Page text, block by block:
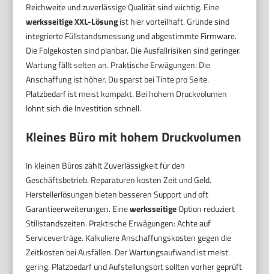
Reichweite und zuverlässige Qualität sind wichtig. Eine
werksseitige XXL-Lösungist hier vorteilhaft. Gründe sind
integrierte Füllstandsmessung und abgestimmte Firmware.
Die Folgekosten sind planbar. Die Ausfallrisiken sind geringer.
Wartung fällt selten an. Praktische Erwägungen: Die
Anschaffung ist höher. Du sparst bei Tinte pro Seite.
Platzbedarf ist meist kompakt. Bei hohem Druckvolumen
lohnt sich die Investition schnell.
Kleines Büro mit hohem Druckvolumen
In kleinen Büros zählt Zuverlässigkeit für den
Geschäftsbetrieb. Reparaturen kosten Zeit und Geld.
Herstellerlösungen bieten besseren Support und oft
Garantieerweiterungen. EinewerksseitigeOption reduziert
Stillstandszeiten. Praktische Erwägungen: Achte auf
Serviceverträge. Kalkuliere Anschaffungskosten gegen die
Zeitkosten bei Ausfällen. Der Wartungsaufwand ist meist
gering. Platzbedarf und Aufstellungsort sollten vorher geprüft